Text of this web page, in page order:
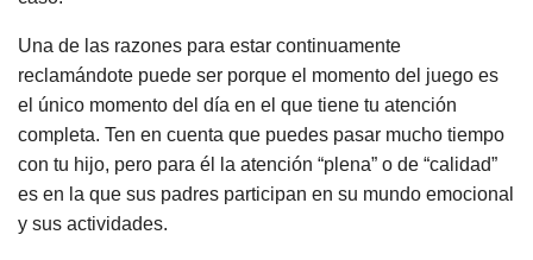
Una de las razones para estar continuamente
reclamándote puede ser porque el momento del juego es
el único momento del día en el que tiene tu atención
completa. Ten en cuenta que puedes pasar mucho tiempo
con tu hijo, pero para él la atención “plena” o de “calidad”
es en la que sus padres participan en su mundo emocional
y sus actividades.